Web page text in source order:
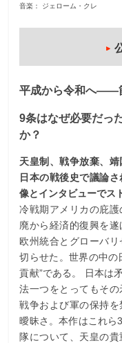
音楽： ジェローム・クレ
平成から令和へ――
9条はなぜ必要だっ
か？
天皇制、戦争放棄、
日本の戦後史で議論
像とインタビューでス
冷戦期アメリカの庇
廃から経済的復興を遂
欧州統合とグローバ
切らせた。世界の中の
貢献”である。 日本は
法一つをとってもその
戦争および軍の保持
曖昧さ。本作はこれら
隊について、天皇の